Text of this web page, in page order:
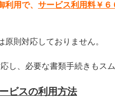
利用で、 サービス利用料￥６
則対応しておりません。
し、必要な書類手続きもス
ビスの利用方法